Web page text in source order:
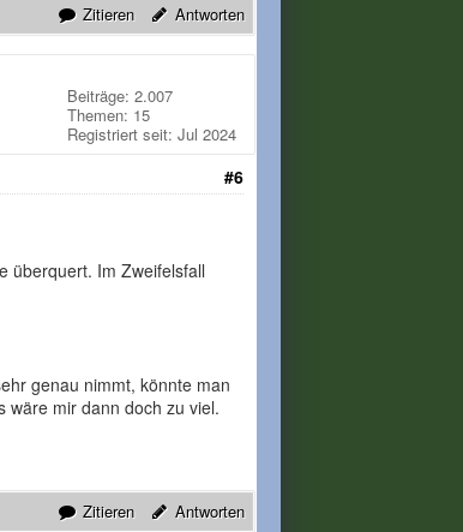
Zitieren Antworten
Beiträge: 2.007
Themen: 15
Registriert seit: Jul 2024
#6
überquert. Im Zweifelsfall
genau nimmt, könnte man
wäre mir dann doch zu viel.
Zitieren Antworten